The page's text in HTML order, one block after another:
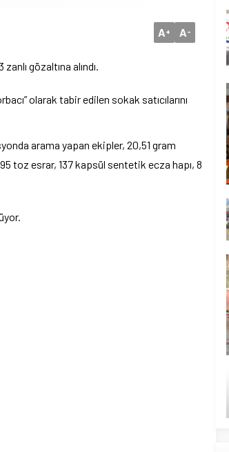
A+ A-
gözaltına alındı.
olarak tabir edilen sokak satıcılarını
arama yapan ekipler, 20,51 gram
toz esrar, 137 kapsül sentetik ecza hapı, 8